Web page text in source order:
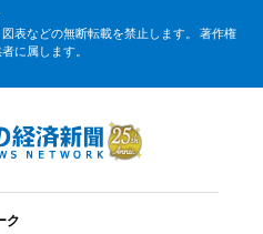
表などの無断転載を禁止します。 著作権
に属します。
ク